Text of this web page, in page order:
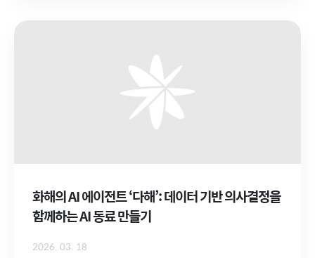
화해의 AI 에이전트 ‘다해’: 데이터 기반 의사결정을
함께하는 AI 동료 만들기
2026. 03. 18